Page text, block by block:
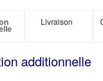
Livraison
additionnelle